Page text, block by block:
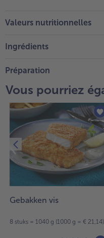
Valeurs nutritionnelles
Ingrédients
Préparation
Vous pourriez
Gebakken vis
8 stuks = 1040 g (1000 g = € 21,14)